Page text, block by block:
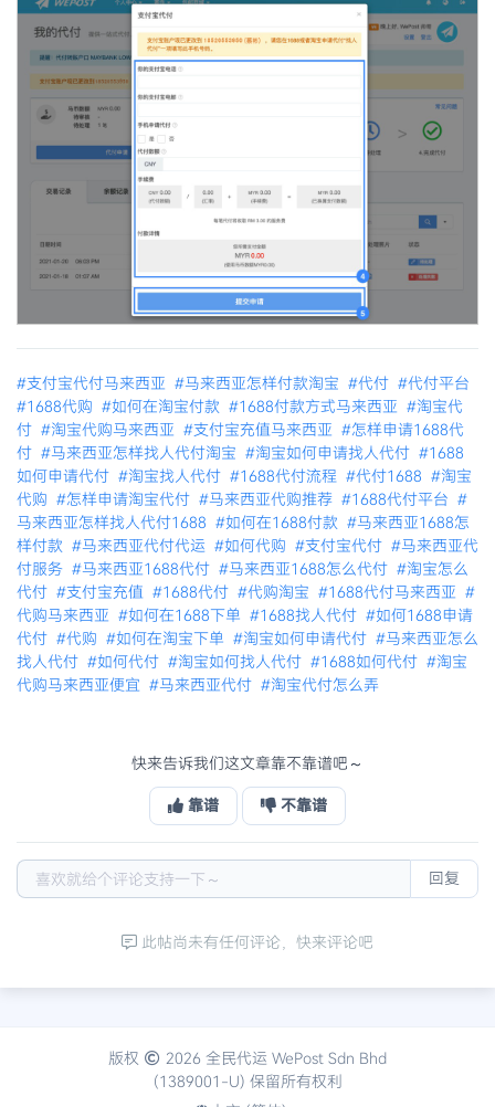
#支付宝代付马来西亚 #马来西亚怎样付款淘宝 #代付 #代付平台
#1688代购 #如何在淘宝付款 #1688付款方式马来西亚 #淘宝代
付 #淘宝代购马来西亚 #支付宝充值马来西亚 #怎样申请1688代
付 #马来西亚怎样找人代付淘宝 #淘宝如何申请找人代付 #1688
如何申请代付 #淘宝找人代付 #1688代付流程 #代付1688 #淘宝
代购 #怎样申请淘宝代付 #马来西亚代购推荐 #1688代付平台 #
马来西亚怎样找人代付1688 #如何在1688付款 #马来西亚1688怎
样付款 #马来西亚代付代运 #如何代购 #支付宝代付 #马来西亚代
付服务 #马来西亚1688代付 #马来西亚1688怎么代付 #淘宝怎么
代付 #支付宝充值 #1688代付 #代购淘宝 #1688代付马来西亚 #
代购马来西亚 #如何在1688下单 #1688找人代付 #如何1688申请
代付 #代购 #如何在淘宝下单 #淘宝如何申请代付 #马来西亚怎么
找人代付 #如何代付 #淘宝如何找人代付 #1688如何代付 #淘宝
代购马来西亚便宜 #马来西亚代付 #淘宝代付怎么弄
快来告诉我们这文章靠不靠谱吧～
靠谱 不靠谱
回复
此帖尚未有任何评论，快来评论吧
版权
2026 全民代运 WePost Sdn Bhd
(1389001-U) 保留所有权利